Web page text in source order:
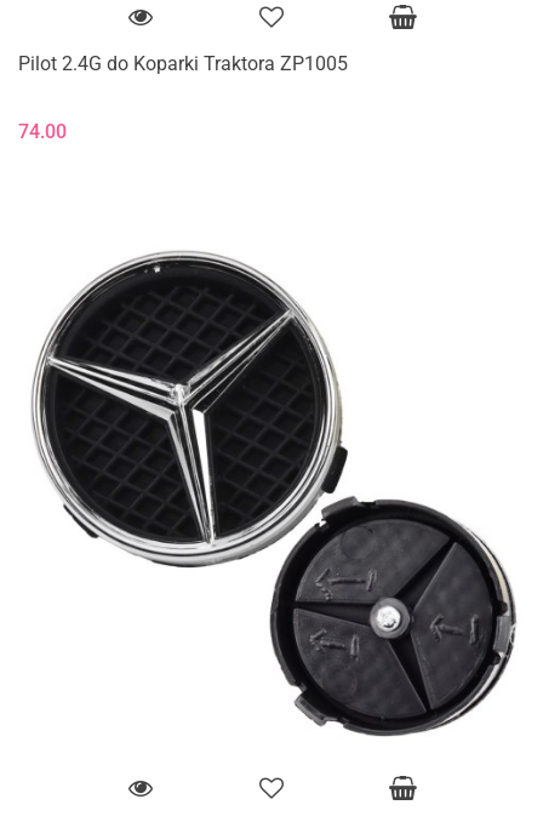
Pilot 2.4G do Koparki Traktora ZP1005
74.00